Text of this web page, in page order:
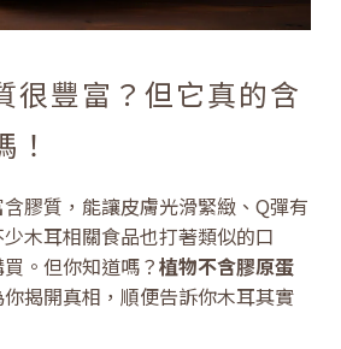
很豐富？但它真的含
膠質，能讓皮膚光滑緊緻、Q彈有
木耳相關食品也打著類似的口
。但你知道嗎？植物不含膠原蛋
你揭開真相，順便告訴你木耳其實